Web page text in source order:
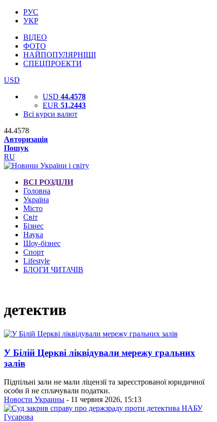
РУС
УКР
ВІДЕО
ФОТО
НАЙПОПУЛЯРНІШІ
СПЕЦПРОЕКТИ
USD
USD 44.4578
EUR 51.2443
Всі курси валют
44.4578
Авторизація
Пошук
RU
ВСІ РОЗДІЛИ
Головна
Україна
Місто
Світ
Бізнес
Наука
Шоу-бізнес
Спорт
Lifestyle
БЛОГИ ЧИТАЧІВ
детектив
У Білій Церкві ліквідували мережу гральних
залів
Підпільні зали не мали ліцензії та зареєстрованої юридичної
особи й не сплачували податки.
Новости Украины - 11 червня 2026, 15:13